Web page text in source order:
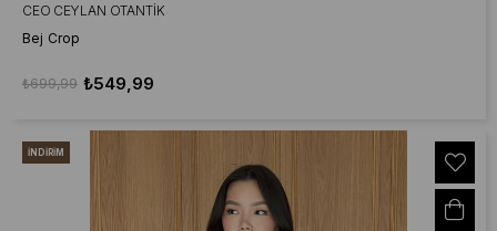
CEO CEYLAN OTANTIK
Bej Crop
₺549,99
₺699,99
İNDIRIM